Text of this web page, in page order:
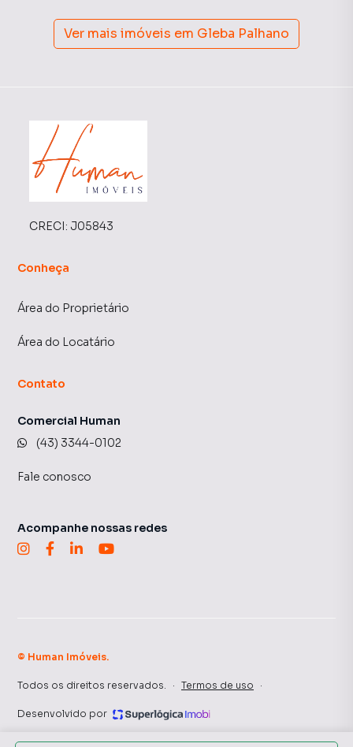
Ver mais imóveis em Gleba Palhano
CRECI: J05843
Conheça
Área do Proprietário
Área do Locatário
Contato
Comercial Human
(43) 3344-0102
Fale conosco
Acompanhe nossas redes
© Human Imóveis.
Todos os direitos reservados. · Termos de uso ·
Desenvolvido por